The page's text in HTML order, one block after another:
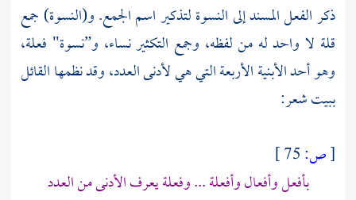
ذكر الفعل المسند إلى النسوة لتذكير اسم الجمع. و(النسوة) جمع
قلة لا واحد له من لفظه، وجمع التكثير نساء، و”نسوة" فعلة،
وهو أحد الأبنية الأربعة التي هي لأدنى العدد، وقد نظمها القائل
ببيت شعر:
[ص:
بأفعل وأفعال وأفعلة ... وفعلة يعرف الأدنى من العدد